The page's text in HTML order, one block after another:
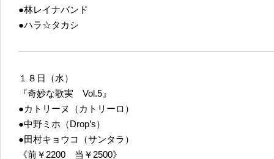
●林レイナバンド
●ハラ☆タカシ
１８日（水）
『奇妙な歌実 Vol.5』
●カトリーヌ（カトリーロ）
●中野ミホ（Drop’s）
●田村キョウコ（サンタラ）
《前￥2200 当￥2500》